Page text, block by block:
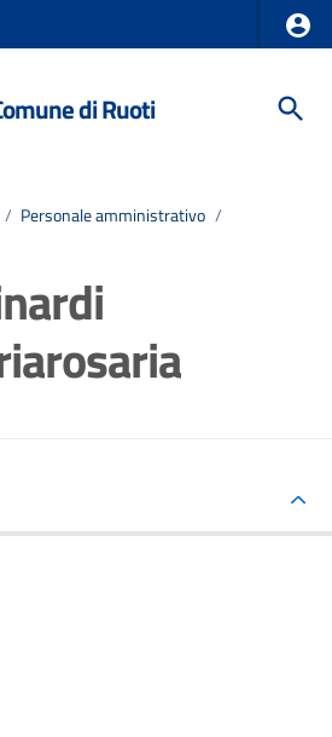
di Ruoti
/ Personale amministrativo /